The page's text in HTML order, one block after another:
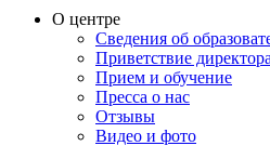
О центре
Сведения об
Приветствие директора
Прием и обучение
Пресса о нас
Отзывы
Видео и фото